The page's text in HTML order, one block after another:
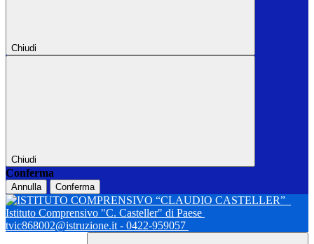
Chiudi
Chiudi
Conferma
Annulla Conferma
Istituto Comprensivo "C. Casteller" di Paese
tvic868002@istruzione.it - 0422-959057